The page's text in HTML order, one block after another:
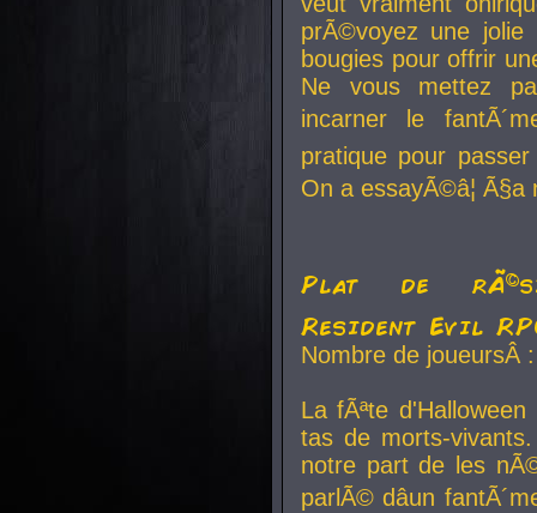
prÃ©voyez une
bougies pour offrir
Ne vous mettez
incarner le
pratique pour
On a essayÃ©â¦
Plat de
Resident Evil
Nombre de
La fÃªte
tas de morts-
notre part de les
parlÃ© dâun